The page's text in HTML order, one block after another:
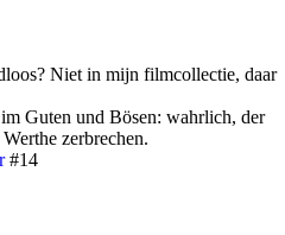
Niet in mijn filmcollectie, daar
Guten und Bösen: wahrlich, der
zerbrechen.
#14